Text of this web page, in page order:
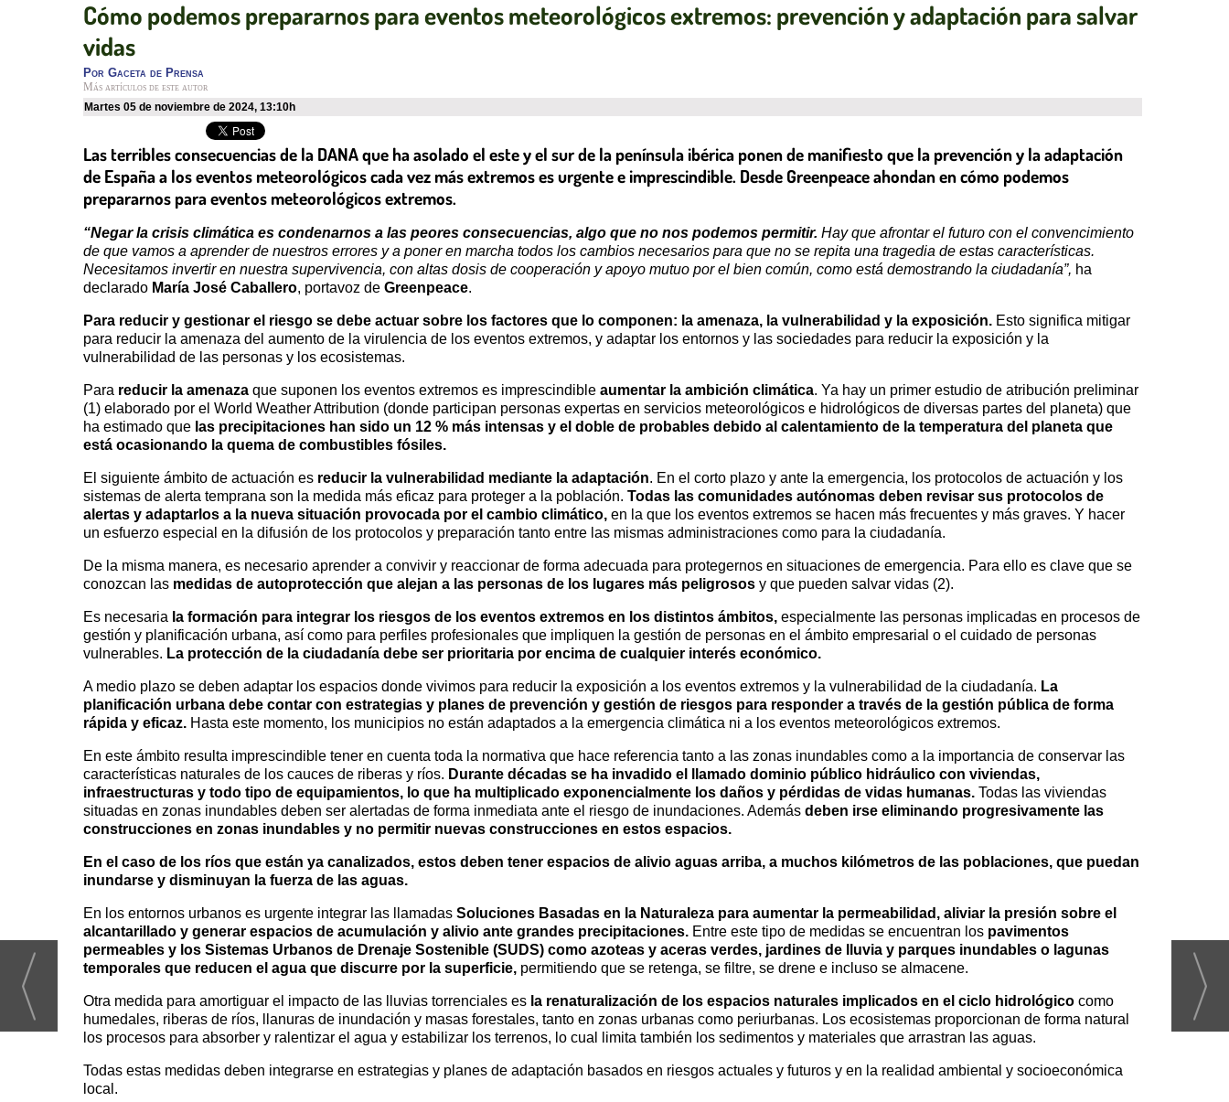
Cómo podemos prepararnos para eventos meteorológicos extremos: prevención y adaptación para salvar
vidas
Por Gaceta de Prensa
Más artículos de este autor
martes 05 de noviembre de 2024, 13:10h
Las terribles consecuencias de la DANA que ha asolado el este y el sur de la península ibérica ponen de manifiesto que la prevención y la adaptación
de España a los eventos meteorológicos cada vez más extremos es urgente e imprescindible. Desde Greenpeace ahondan en cómo podemos
prepararnos para eventos meteorológicos extremos.
“Negar la crisis climática es condenarnos a las peores consecuencias, algo que no nos podemos permitir. Hay que afrontar el futuro con el convencimiento
de que vamos a aprender de nuestros errores y a poner en marcha todos los cambios necesarios para que no se repita una tragedia de estas características.
Necesitamos invertir en nuestra supervivencia, con altas dosis de cooperación y apoyo mutuo por el bien común, como está demostrando la ciudadanía”, ha
declarado María José Caballero, portavoz de Greenpeace.
Para reducir y gestionar el riesgo se debe actuar sobre los factores que lo componen: la amenaza, la vulnerabilidad y la exposición. Esto significa mitigar
para reducir la amenaza del aumento de la virulencia de los eventos extremos, y adaptar los entornos y las sociedades para reducir la exposición y la
vulnerabilidad de las personas y los ecosistemas.
Para reducir la amenaza que suponen los eventos extremos es imprescindible aumentar la ambición climática. Ya hay un primer estudio de atribución preliminar
(1) elaborado por el World Weather Attribution (donde participan personas expertas en servicios meteorológicos e hidrológicos de diversas partes del planeta) que
ha estimado que las precipitaciones han sido un 12 % más intensas y el doble de probables debido al calentamiento de la temperatura del planeta que
está ocasionando la quema de combustibles fósiles.
El siguiente ámbito de actuación es reducir la vulnerabilidad mediante la adaptación. En el corto plazo y ante la emergencia, los protocolos de actuación y los
sistemas de alerta temprana son la medida más eficaz para proteger a la población. Todas las comunidades autónomas deben revisar sus protocolos de
alertas y adaptarlos a la nueva situación provocada por el cambio climático, en la que los eventos extremos se hacen más frecuentes y más graves. Y hacer
un esfuerzo especial en la difusión de los protocolos y preparación tanto entre las mismas administraciones como para la ciudadanía.
De la misma manera, es necesario aprender a convivir y reaccionar de forma adecuada para protegernos en situaciones de emergencia. Para ello es clave que se
conozcan las medidas de autoprotección que alejan a las personas de los lugares más peligrosos y que pueden salvar vidas (2).
Es necesaria la formación para integrar los riesgos de los eventos extremos en los distintos ámbitos, especialmente las personas implicadas en procesos de
gestión y planificación urbana, así como para perfiles profesionales que impliquen la gestión de personas en el ámbito empresarial o el cuidado de personas
vulnerables. La protección de la ciudadanía debe ser prioritaria por encima de cualquier interés económico.
A medio plazo se deben adaptar los espacios donde vivimos para reducir la exposición a los eventos extremos y la vulnerabilidad de la ciudadanía. La
planificación urbana debe contar con estrategias y planes de prevención y gestión de riesgos para responder a través de la gestión pública de forma
rápida y eficaz. Hasta este momento, los municipios no están adaptados a la emergencia climática ni a los eventos meteorológicos extremos.
En este ámbito resulta imprescindible tener en cuenta toda la normativa que hace referencia tanto a las zonas inundables como a la importancia de conservar las
características naturales de los cauces de riberas y ríos. Durante décadas se ha invadido el llamado dominio público hidráulico con viviendas,
infraestructuras y todo tipo de equipamientos, lo que ha multiplicado exponencialmente los daños y pérdidas de vidas humanas. Todas las viviendas
situadas en zonas inundables deben ser alertadas de forma inmediata ante el riesgo de inundaciones. Además deben irse eliminando progresivamente las
construcciones en zonas inundables y no permitir nuevas construcciones en estos espacios.
En el caso de los ríos que están ya canalizados, estos deben tener espacios de alivio aguas arriba, a muchos kilómetros de las poblaciones, que puedan
inundarse y disminuyan la fuerza de las aguas.
En los entornos urbanos es urgente integrar las llamadas Soluciones Basadas en la Naturaleza para aumentar la permeabilidad, aliviar la presión sobre el
alcantarillado y generar espacios de acumulación y alivio ante grandes precipitaciones. Entre este tipo de medidas se encuentran los pavimentos
permeables y los Sistemas Urbanos de Drenaje Sostenible (SUDS) como azoteas y aceras verdes, jardines de lluvia y parques inundables o lagunas
temporales que reducen el agua que discurre por la superficie, permitiendo que se retenga, se filtre, se drene e incluso se almacene.
Otra medida para amortiguar el impacto de las lluvias torrenciales es la renaturalización de los espacios naturales implicados en el ciclo hidrológico como
humedales, riberas de ríos, llanuras de inundación y masas forestales, tanto en zonas urbanas como periurbanas. Los ecosistemas proporcionan de forma natural
los procesos para absorber y ralentizar el agua y estabilizar los terrenos, lo cual limita también los sedimentos y materiales que arrastran las aguas.
Todas estas medidas deben integrarse en estrategias y planes de adaptación basados en riesgos actuales y futuros y en la realidad ambiental y socioeconómica
local.